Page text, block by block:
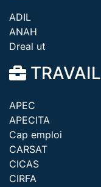
ADIL
ANAH
Dreal ut
TRAVAIL
APEC
APECITA
Cap emploi
CARSAT
CICAS
CIRFA